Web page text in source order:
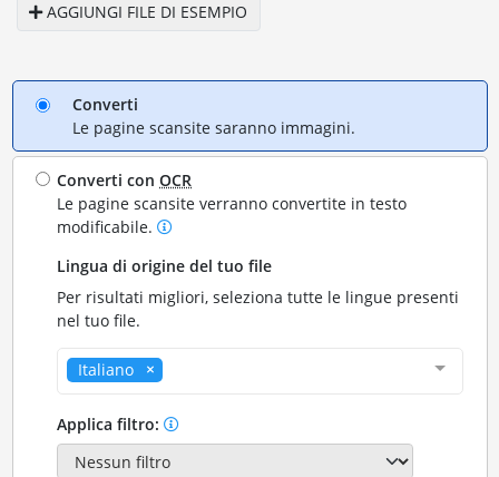
AGGIUNGI FILE DI ESEMPIO
Converti
Le pagine scansite saranno immagini.
Converti conOCR
Le pagine scansite verranno convertite in testo
modificabile.
Lingua di origine del tuo file
Per risultati migliori, seleziona tutte le lingue presenti
nel tuo file.
Italiano
Applica filtro: